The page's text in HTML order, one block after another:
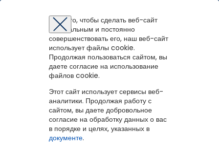
муниципального округа
Вернуться назад
Выйди из зоны комфорта. Измени
свою жизнь
Для того, чтобы сделать веб-сайт
оптимальным и постоянно
совершенствовать его, наш веб-сайт
использует файлы cookie.
Продолжая пользоваться сайтом, вы
даете согласие на использование
файлов cookie.
Этот сайт использует сервисы веб-
аналитики. Продолжая работу с
сайтом, вы даете добровольное
согласие на обработку данных о вас
в порядке и целях, указанных в
документе.
Перейти на портал
Авторизация
Для того чтобы получить доступ к полнотекстовым документам и
записям вебинаров необходимо авторизоваться.
Если у вас еще нет учетной записи,зарегистрируйтесь.
Запомнить меня
Восстановление пароля
Восстановить пароль
Введите эл.почту, привязанную к профилю на портале. На
неё мы отправим ссылку для восстановления пароля.
Регистрация на портале
Зарегистрированные пользователи имеют доступ к
методическим рекомендациям, сценариям мероприятий,
библиографическим и другим полнотекстовым документам, а
также к записям вебинаров.
Ошибка регистрации.Перезагрузите
снова
Вы успешно зарегистрированы!
зарегистрироваться